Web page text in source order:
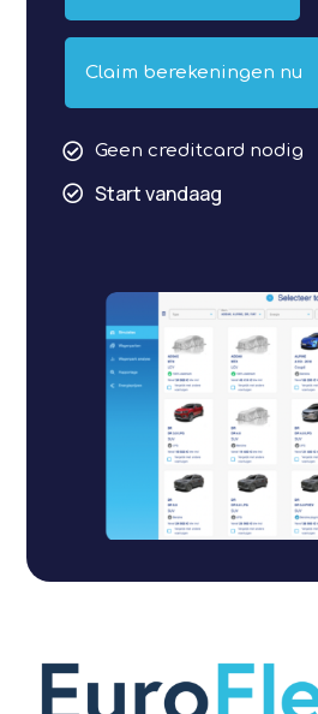
Claim berekeningen nu
 Geen creditcard nodig
 Start vandaag